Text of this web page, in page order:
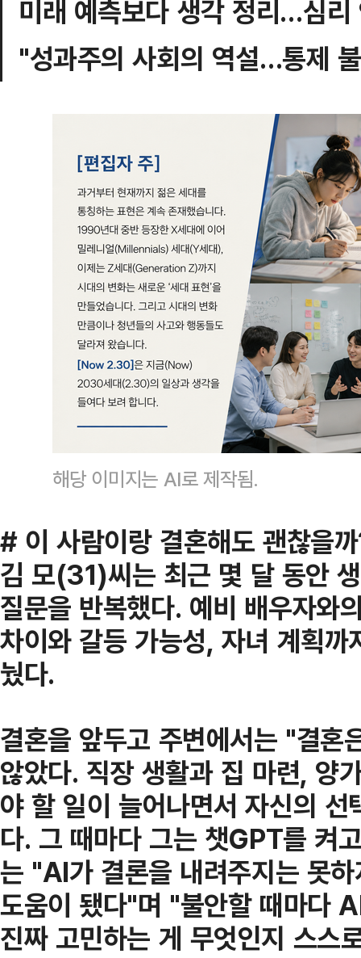
미래 예측보다 생각 정리…심리
"성과주의 사회의 역설…통제
해당 이미지는 AI로 제작됨.
# 이 사람이랑 결혼해도 괜찮을
김 모(31)씨는 최근 몇 달 동안
질문을 반복했다. 예비 배우자와
차이와 갈등 가능성, 자녀 계획
눴다.
결혼을 앞두고 주변에서는 "결혼
않았다. 직장 생활과 집 마련, 양
야 할 일이 늘어나면서 자신의
다. 그 때마다 그는 챗GPT를 켜
는 "AI가 결론을 내려주지는 못
도움이 됐다"며 "불안할 때마다
진짜 고민하는 게 무엇인지 스스